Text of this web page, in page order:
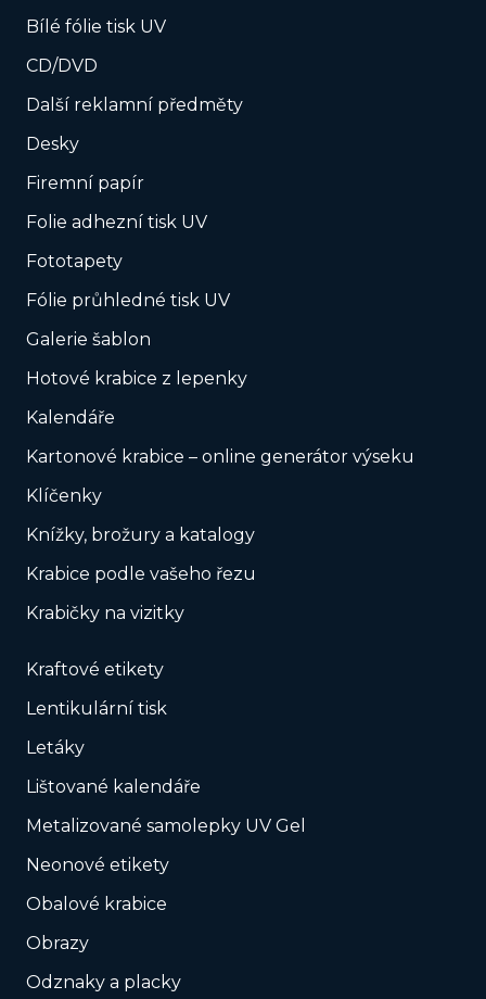
Bílé fólie tisk UV
CD/DVD
Další reklamní předměty
Desky
Firemní papír
Folie adhezní tisk UV
Fototapety
Fólie průhledné tisk UV
Galerie šablon
Hotové krabice z lepenky
Kalendáře
Kartonové krabice – online generátor výseku
Klíčenky
Knížky, brožury a katalogy
Krabice podle vašeho řezu
Krabičky na vizitky
Kraftové etikety
Lentikulární tisk
Letáky
Lištované kalendáře
Metalizované samolepky UV Gel
Neonové etikety
Obalové krabice
Obrazy
Odznaky a placky